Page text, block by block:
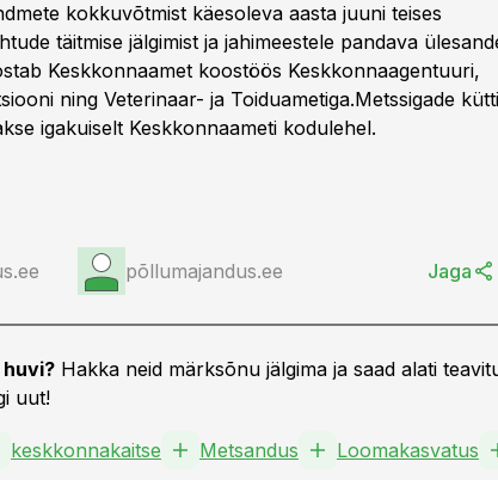
kokkuvõtmist käesoleva aasta juuni teises
täitmise jälgimist ja jahimeestele pandava
Keskkonnaamet koostöös Keskkonnaagentuuri,
ning Veterinaar- ja Toiduametiga.Metssigade
igakuiselt Keskkonnaameti kodulehel.
põllumajandus.ee Jaga
Hakka neid märksõnu jälgima ja saad alati
uut!
keskkonnakaitse Metsandus Loomakasvatus